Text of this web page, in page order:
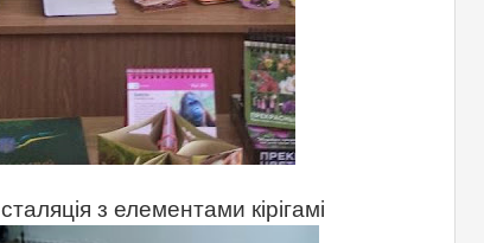
з елементами кірігамі